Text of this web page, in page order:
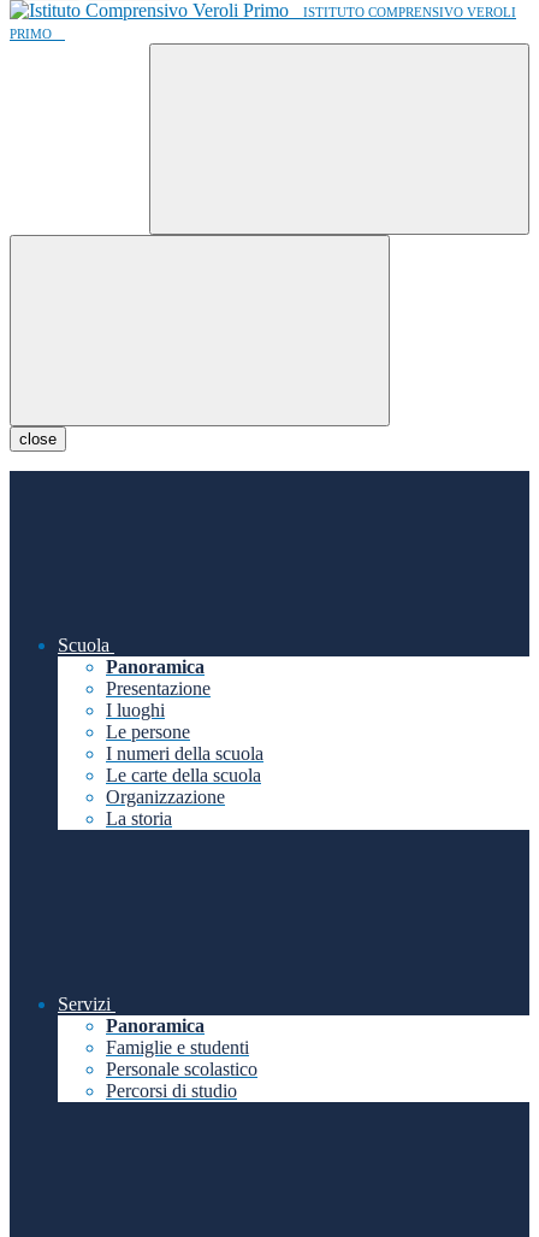
ISTITUTO COMPRENSIVO VEROLI
PRIMO
close
Scuola
Panoramica
Presentazione
I luoghi
Le persone
I numeri della scuola
Le carte della scuola
Organizzazione
La storia
Servizi
Panoramica
Famiglie e studenti
Personale scolastico
Percorsi di studio